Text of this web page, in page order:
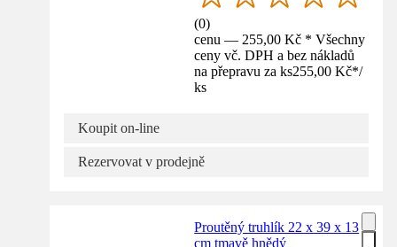
(0)
cenu — 255,00 Kč * Všechny
ceny vč. DPH a bez nákladů
na přepravu za ks255,00 Kč*/
ks
Koupit on-line
Rezervovat v prodejně
Proutěný truhlík 22 x 39 x 13
cm tmavě hnědý